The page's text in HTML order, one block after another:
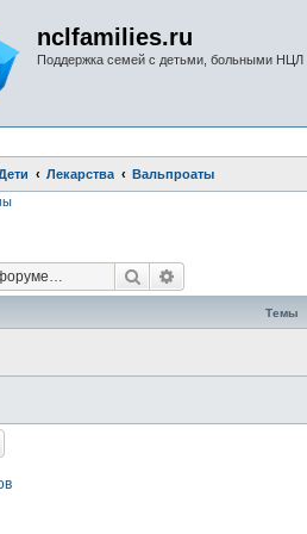
nclfamilies.ru
Поддержка семей с детьми, больными НЦЛ
Лекарства
Вальпроаты
Поиск
Темы